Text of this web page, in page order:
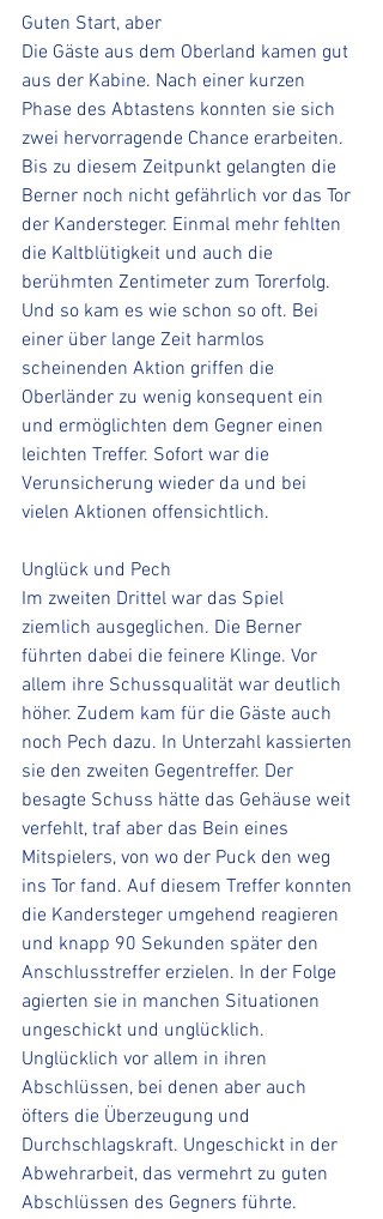
Guten Start, aber
Die Gäste aus dem Oberland kamen gut
aus der Kabine. Nach einer kurzen
Phase des Abtastens konnten sie sich
zwei hervorragende Chance erarbeiten.
Bis zu diesem Zeitpunkt gelangten die
Berner noch nicht gefährlich vor das Tor
der Kandersteger. Einmal mehr fehlten
die Kaltblütigkeit und auch die
berühmten Zentimeter zum Torerfolg.
Und so kam es wie schon so oft. Bei
einer über lange Zeit harmlos
scheinenden Aktion griffen die
Oberländer zu wenig konsequent ein
und ermöglichten dem Gegner einen
leichten Treffer. Sofort war die
Verunsicherung wieder da und bei
vielen Aktionen offensichtlich.
Unglück und Pech
Im zweiten Drittel war das Spiel
ziemlich ausgeglichen. Die Berner
führten dabei die feinere Klinge. Vor
allem ihre Schussqualität war deutlich
höher. Zudem kam für die Gäste auch
noch Pech dazu. In Unterzahl kassierten
sie den zweiten Gegentreffer. Der
besagte Schuss hätte das Gehäuse weit
verfehlt, traf aber das Bein eines
Mitspielers, von wo der Puck den weg
ins Tor fand. Auf diesem Treffer konnten
die Kandersteger umgehend reagieren
und knapp 90 Sekunden später den
Anschlusstreffer erzielen. In der Folge
agierten sie in manchen Situationen
ungeschickt und unglücklich.
Unglücklich vor allem in ihren
Abschlüssen, bei denen aber auch
öfters die Überzeugung und
Durchschlagskraft. Ungeschickt in der
Abwehrarbeit, das vermehrt zu guten
Abschlüssen des Gegners führte.